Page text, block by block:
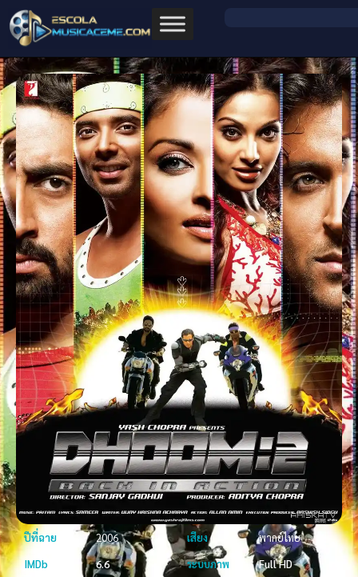
ปีที่ฉาย 2006 เสียง
พากย์ไทย
IMDb
6.6 ระบบภาพ
Full HD